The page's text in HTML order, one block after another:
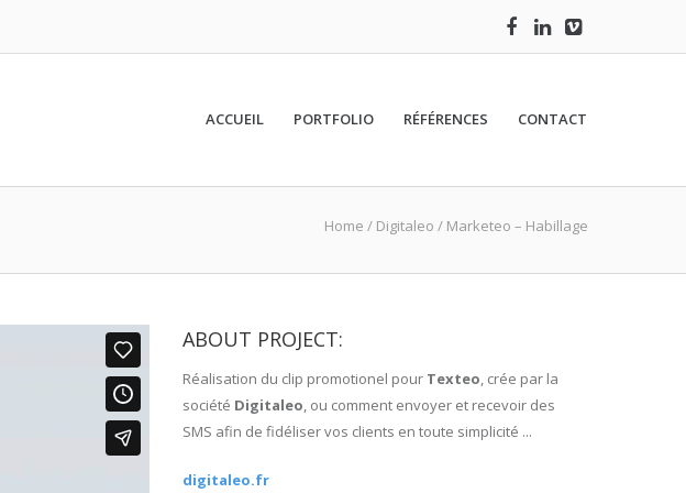
ACCUEIL PORTFOLIO RÉFÉRENCES CONTACT
Home / Digitaleo / Marketeo – Habillage
ABOUT PROJECT:
Réalisation du clip promotionel pour Texteo, crée par la
société Digitaleo, ou comment envoyer et recevoir des
SMS afin de fidéliser vos clients en toute simplicité ...
digitaleo.fr